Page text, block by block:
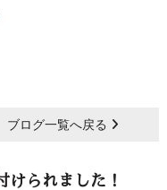
ブログ一覧へ戻る
けられました！